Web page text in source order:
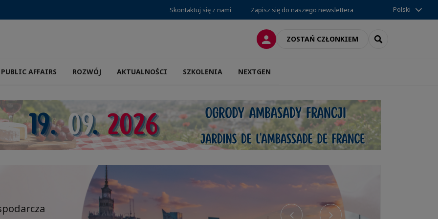
Skontaktuj się z nami Zapisz się do naszego newslettera Polski
LOGOWANIEZOSTAŃ CZŁONKIEM SEARCH
PUBLIC AFFAIRS ROZWÓJ AKTUALNOŚCI SZKOLENIA NEXTGEN
Previous
Biznesu